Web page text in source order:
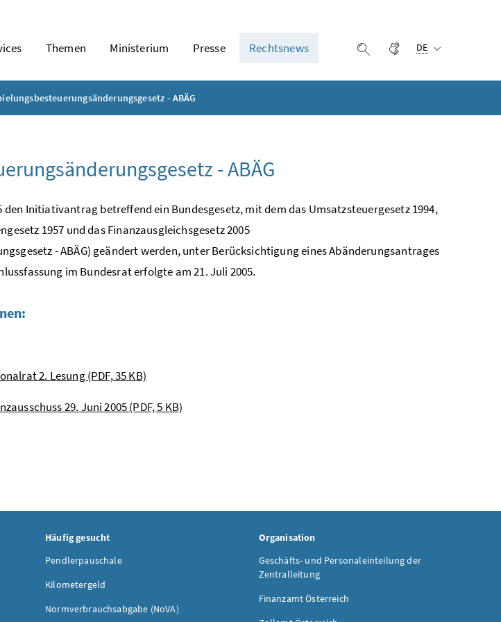
Themen Ministerium Presse Rechtsnews Suche einblenden
Gebärdensprache
DE
- ABÄG
- ABÄG
Initiativantrag betreffend ein Bundesgesetz, mit dem das Umsatzsteuergesetz 1994,
1957 und das Finanzausgleichsgesetz 2005
- ABÄG) geändert werden, unter Berücksichtigung eines Abänderungsantrages
im Bundesrat erfolgte am 21. Juli 2005.
2. Lesung(PDF, 35 KB)
29. Juni 2005(PDF, 5 KB)
Häufig gesucht
Pendlerpauschale
Kilometergeld
Normverbrauchsabgabe (NoVA)
Organisation
Geschäfts- und Personaleinteilung der
Zentralleitung
Finanzamt Österreich